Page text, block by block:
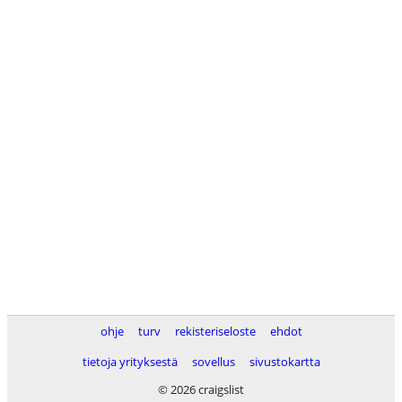
ohje turv rekisteriseloste
ehdot
tietoja yrityksestä
sovellus
sivustokartta
© 2026 craigslist